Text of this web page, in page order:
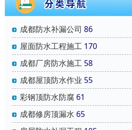
成都防水补漏公司 86
屋面防水工程施工 170
成都厂房防水施工 58
成都屋顶防水作业 55
彩钢顶防水防腐 61
成都修房顶漏水 65